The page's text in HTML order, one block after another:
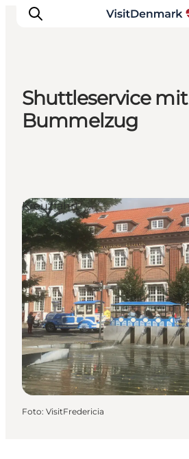
Inspiration
Shuttleservice
Bummelzug
Kreuzfahrt
Foto: VisitFredericia